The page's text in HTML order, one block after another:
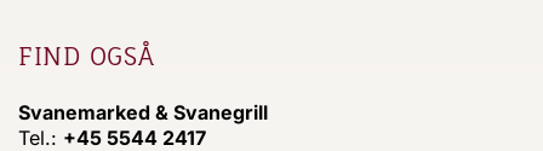
FIND OGSÅ
Svanemarked & Svanegrill
Tel.: +45 5544 2417